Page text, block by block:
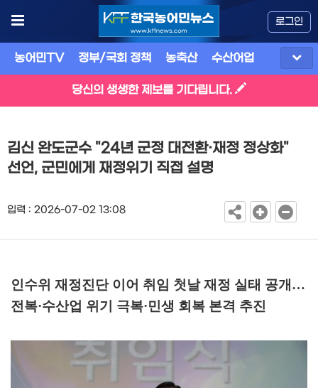
로그인
농어민TV 정부/국회 정책 농축산 수산어업
당신의 생생한 제보를 기다립니다.
김신 완도군수 "24년 군정 대전환·재정 정상화"
선언, 군민에게 재정위기 직접 설명
입력 : 2026-07-02 13:08
인수위 재정진단 이어 취임 첫날 재정 실태 공개 …
전복·수산업 위기 극복·민생 회복 본격 추진